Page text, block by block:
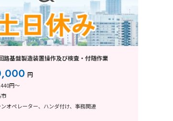
路基盤製造装置操作及び検査・付随作業
円
円～
オペレーター、ハンダ付け、事務関連